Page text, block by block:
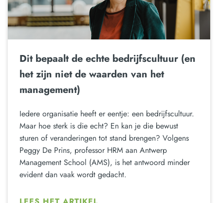
Dit bepaalt de echte bedrijfscultuur (en
het zijn niet de waarden van het
management)
Iedere organisatie heeft er eentje: een bedrijfscultuur.
Maar hoe sterk is die echt? En kan je die bewust
sturen of veranderingen tot stand brengen? Volgens
Peggy De Prins, professor HRM aan Antwerp
Management School (AMS), is het antwoord minder
evident dan vaak wordt gedacht.